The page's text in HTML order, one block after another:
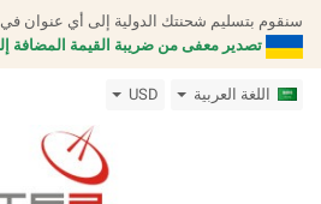
سنقوم بتسليم شحنتك الدولية إلى أي عنوان في
تصدير معفى من ضريبة القيمة المضافة
اللغة العربية USD